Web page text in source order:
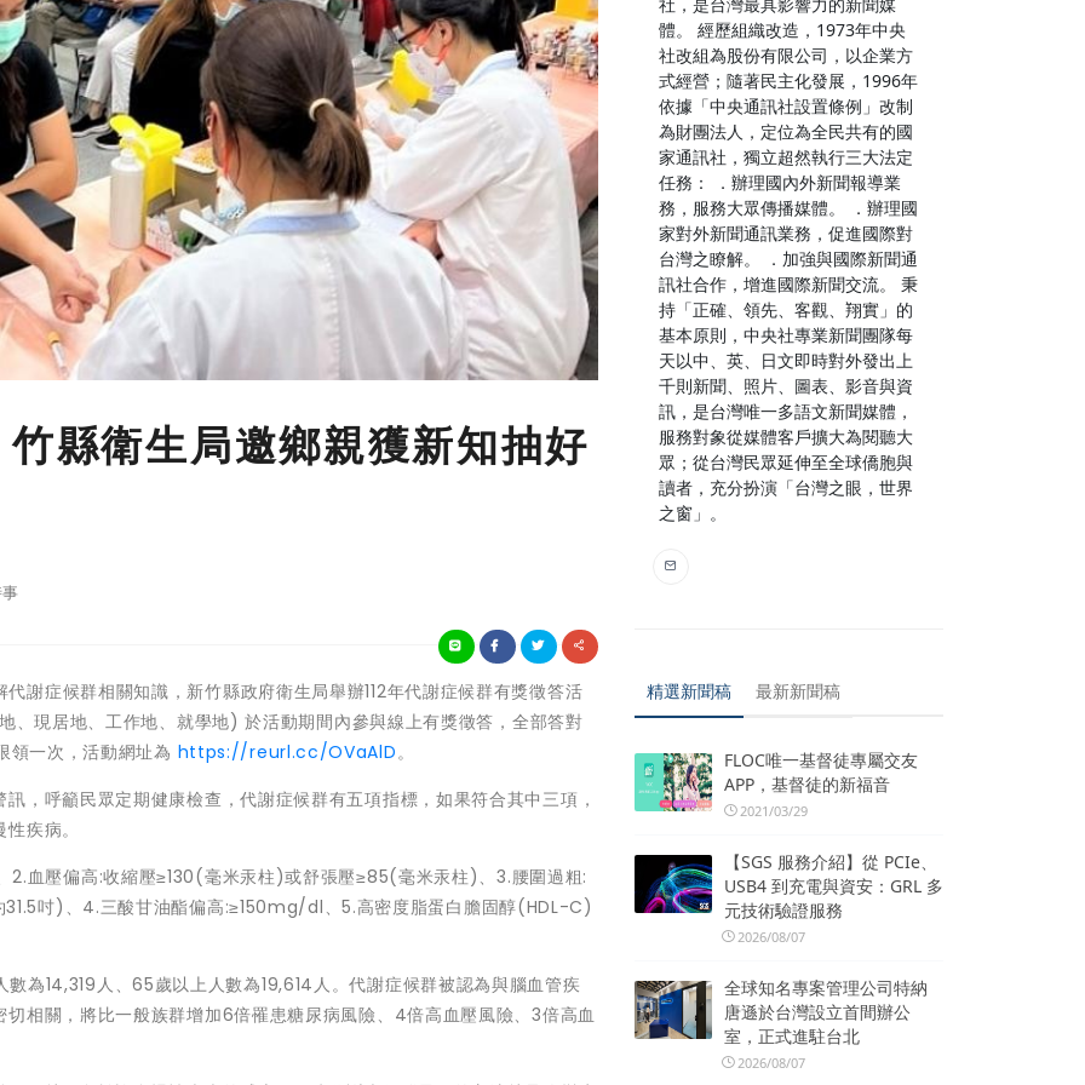
縣衛生局邀鄉親獲新知抽好
謝症候群相關知識，新竹縣政府衛生局舉辦112年代謝症候群有獎徵答活
現居地、工作地、就學地) 於活動期間內參與線上有獎徵答，全部答對
領一次，活動網址為 https://reurl.cc/OVaAlD。
，呼籲民眾定期健康檢查，代謝症候群有五項指標，如果符合其中三項，
疾病。
血壓偏高:收縮壓≥130(毫米汞柱)或舒張壓≥85(毫米汞柱)、3.腰圍過粗:
吋)、4.三酸甘油酯偏高:≥150mg/dl、5.高密度脂蛋白膽固醇(HDL-C)
為14,319人、65歲以上人數為19,614人。代謝症候群被認為與腦血管疾
相關，將比一般族群增加6倍罹患糖尿病風險、4倍高血壓風險、3倍高血
體。 經歷組織改造，1973年中央
社改組為股份有限公司，以企業方
式經營；隨著民主化發展，1996年
依據「中央通訊社設置條例」改制
為財團法人，定位為全民共有的國
家通訊社，獨立超然執行三大法定
任務： ．辦理國內外新聞報導業
務，服務大眾傳播媒體。 ．辦理國
家對外新聞通訊業務，促進國際對
台灣之瞭解。 ．加強與國際新聞通
訊社合作，增進國際新聞交流。 秉
持「正確、領先、客觀、翔實」的
基本原則，中央社專業新聞團隊每
天以中、英、日文即時對外發出上
千則新聞、照片、圖表、影音與資
訊，是台灣唯一多語文新聞媒體，
服務對象從媒體客戶擴大為閱聽大
眾；從台灣民眾延伸至全球僑胞與
讀者，充分扮演「台灣之眼，世界
之窗」。
精選新聞稿 最新新聞稿
FLOC唯一基督徒專屬交友
APP，基督徒的新福音
2021/03/29
【SGS 服務介紹】從 PCIe、
USB4 到充電與資安：GRL 多
元技術驗證服務
2026/08/07
全球知名專案管理公司特納
唐遜於台灣設立首間辦公
室，正式進駐台北
2026/08/07